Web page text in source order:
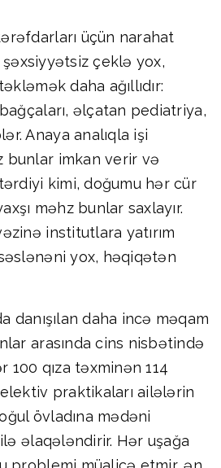
üçün narahat
şəxsiyyətsiz çeklə yox,
daha ağıllıdır:
əlçatan pediatriya,
Anaya analıqla işi
bunlar imkan verir və
kimi, doğumu hər cür
məhz bunlar saxlayır.
institutlara yatırım
yox, həqiqətən
danışılan daha incə məqam
arasında cins nisbətində
100 qıza təxminən 114
praktikaları ailələrin
övladına mədəni
əlaqələndirir. Hər uşağa